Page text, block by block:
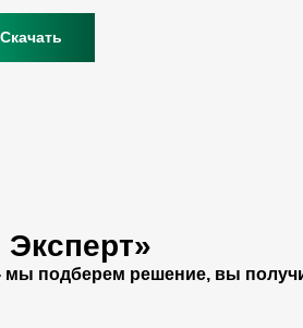
Скачать
мы подберем решение, вы